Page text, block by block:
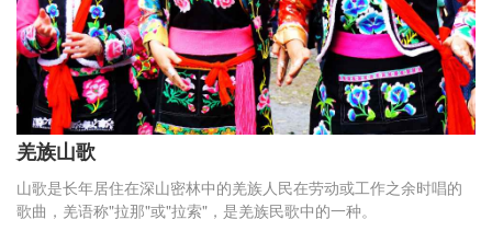
羌族山歌
山歌是长年居住在深山密林中的羌族人民在劳动或工作之余时唱的
歌曲，羌语称"拉那"或"拉索"，是羌族民歌中的一种。